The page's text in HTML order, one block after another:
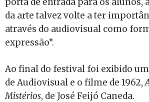
da arte talvez volte a ter
através do audiovisual como
expressão”.
Ao final do festival foi exibido
de Audiovisual e o filme de 1962,
Mistérios, de José Feijó Caneda.